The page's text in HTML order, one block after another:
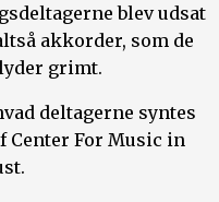
blev udsat
akkorder, som de
grimt.
deltagerne syntes
Center For Music in